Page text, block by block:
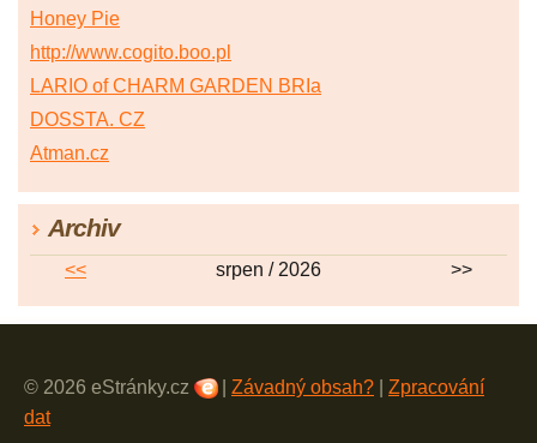
Honey Pie
http://www.cogito.boo.pl
LARIO of CHARM GARDEN BRIa
DOSSTA. CZ
Atman.cz
Archiv
<< srpen / 2026 >>
© 2026 eStránky.cz Závadný obsah?
Zpracování
dat